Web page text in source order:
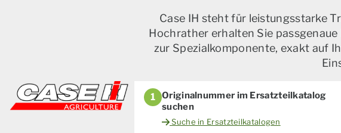
Case IH steht für leistungsstarke
Hochrather erhalten Sie
zur Spezialkomponente, exakt auf
1
Originalnummer im Ersatzteilkatalog
suchen
Suche in Ersatzteilkatalogen